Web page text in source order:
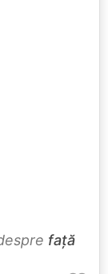
față